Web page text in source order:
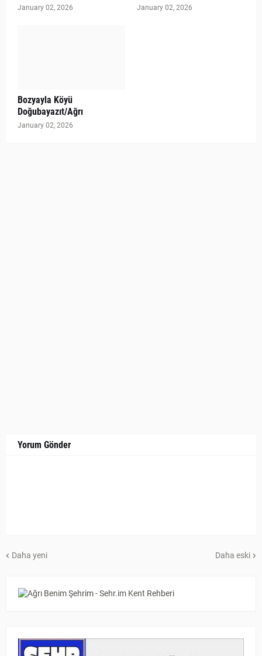
January 02, 2026 January 02, 2026
Bozyayla Köyü
Doğubayazıt/Ağrı
January 02, 2026
Yorum Gönder
Daha yeni Daha eski